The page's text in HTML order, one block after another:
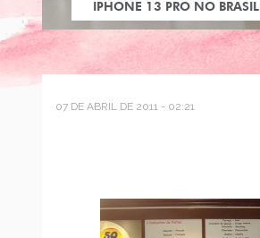
IPHONE 13 PRO NO BRASIL
07 DE ABRIL DE 2011 - 02:21